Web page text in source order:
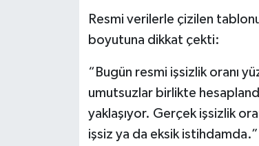
Resmi verilerle çizilen
boyutuna dikkat çekti:
“Bugün resmi işsizlik oranı
umutsuzlar birlikte
yaklaşıyor. Gerçek işsizlik
işsiz ya da eksik istihdamda.”